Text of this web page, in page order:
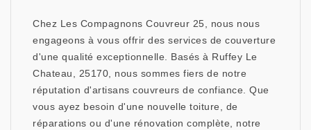
Chez Les Compagnons Couvreur 25, nous nous
engageons à vous offrir des services de couverture
d'une qualité exceptionnelle. Basés à Ruffey Le
Chateau, 25170, nous sommes fiers de notre
réputation d'artisans couvreurs de confiance. Que
vous ayez besoin d'une nouvelle toiture, de
réparations ou d'une rénovation complète, notre